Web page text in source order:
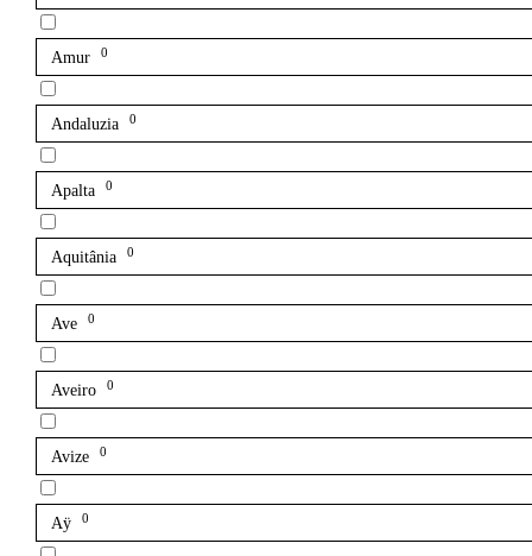
Amur 0
Andaluzia 0
Apalta 0
Aquitânia 0
Ave 0
Aveiro 0
Avize 0
Aÿ 0